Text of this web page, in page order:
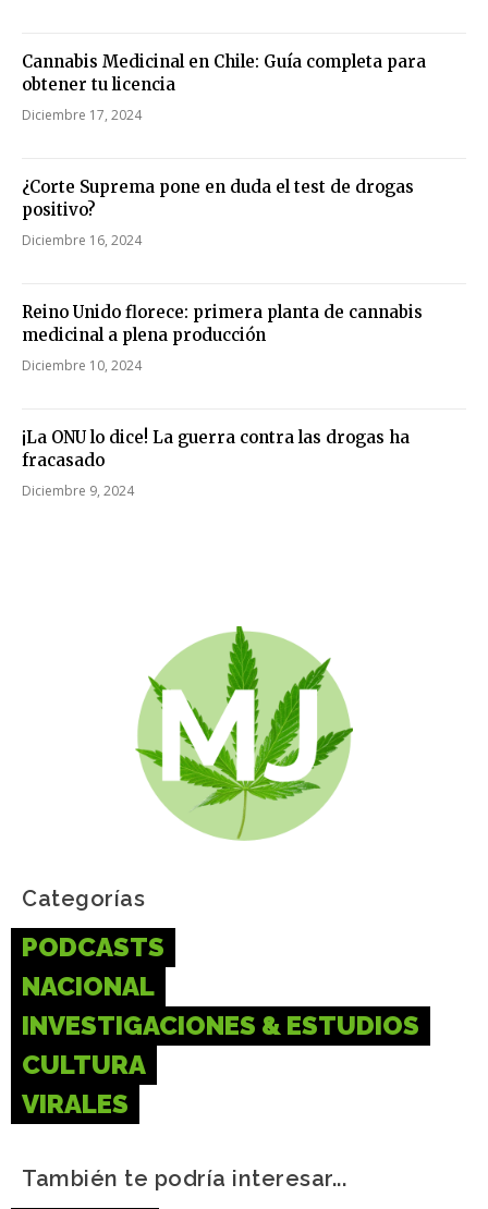
Cannabis Medicinal en Chile: Guía completa para
obtener tu licencia
Diciembre 17, 2024
¿Corte Suprema pone en duda el test de drogas
positivo?
Diciembre 16, 2024
Reino Unido florece: primera planta de cannabis
medicinal a plena producción
Diciembre 10, 2024
¡La ONU lo dice! La guerra contra las drogas ha
fracasado
Diciembre 9, 2024
Categorías
PODCASTS
NACIONAL
INVESTIGACIONES & ESTUDIOS
CULTURA
VIRALES
También te podría interesar...